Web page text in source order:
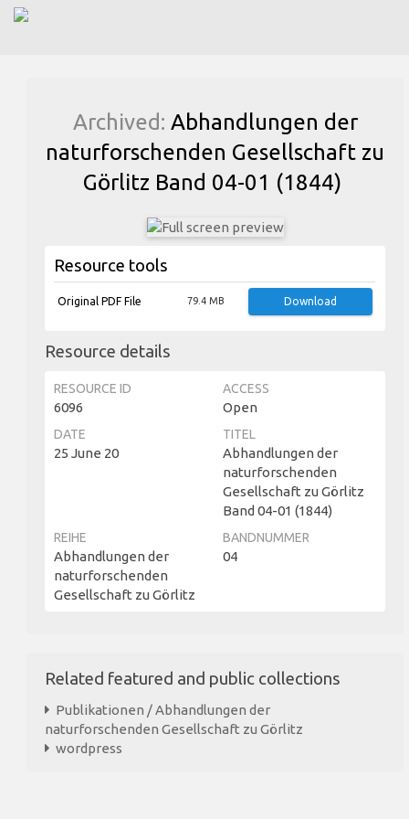
Archived: Abhandlungen der
naturforschenden Gesellschaft zu
Görlitz Band 04-01 (1844)
Resource tools
Original PDF File 79.4 MB Download
Resource details
RESOURCE ID
6096
ACCESS
Open
DATE
25 June 20
TITEL
Abhandlungen der
naturforschenden
Gesellschaft zu Görlitz
Band 04-01 (1844)
REIHE
Abhandlungen der
naturforschenden
Gesellschaft zu Görlitz
BANDNUMMER
04
Related featured and public collections
Publikationen / Abhandlungen der
naturforschenden Gesellschaft zu Görlitz
wordpress